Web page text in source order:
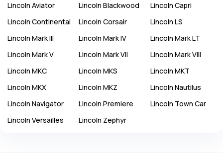
Lincoln Aviator Lincoln Blackwood Lincoln Capri
Lincoln Continental Lincoln Corsair Lincoln LS
Lincoln Mark III Lincoln Mark IV Lincoln Mark LT
Lincoln Mark V Lincoln Mark VII Lincoln Mark VIII
Lincoln MKC Lincoln MKS Lincoln MKT
Lincoln MKX Lincoln MKZ Lincoln Nautilus
Lincoln Navigator Lincoln Premiere Lincoln Town Car
Lincoln Versailles Lincoln Zephyr